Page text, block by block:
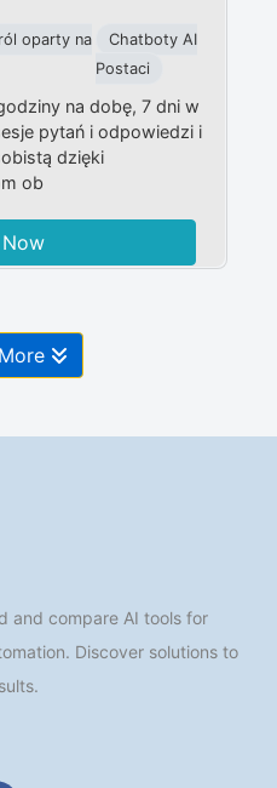
oparty na
Chatboty AI
Postaci
na dobę, 7 dni w
pytań i odpowiedzi i
dzięki
ob
and compare AI tools for
Discover solutions to